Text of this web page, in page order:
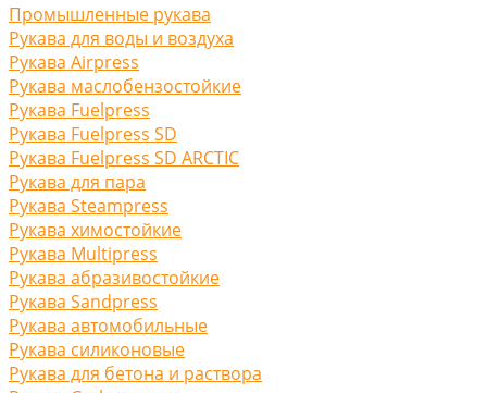
Промышленные рукава
Рукава для воды и воздуха
Рукава Airpress
Рукава маслобензостойкие
Рукава Fuelpress
Рукава Fuelpress SD
Рукава Fuelpress SD ARCTIC
Рукава для пара
Рукава Steampress
Рукава химостойкие
Рукава Multipress
Рукава абразивостойкие
Рукава Sandpress
Рукава автомобильные
Рукава силиконовые
Рукава для бетона и раствора